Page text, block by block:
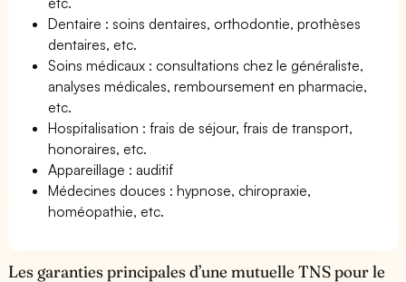
Dentaire : soins dentaires, orthodontie, prothèses
dentaires, etc.
Soins médicaux : consultations chez le généraliste,
analyses médicales, remboursement en pharmacie,
etc.
Hospitalisation : frais de séjour, frais de transport,
honoraires, etc.
Appareillage : auditif
Médecines douces : hypnose, chiropraxie,
homéopathie, etc.
Les garanties principales d’une mutuelle TNS pour le